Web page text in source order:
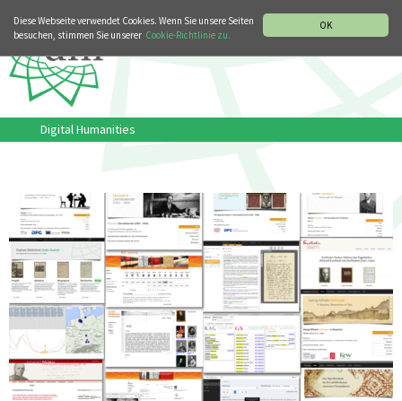
OK
Diese Webseite verwendet Cookies. Wenn Sie unsere Seiten
besuchen, stimmen Sie unserer Cookie-Richtlinie zu.
Digital Humanities